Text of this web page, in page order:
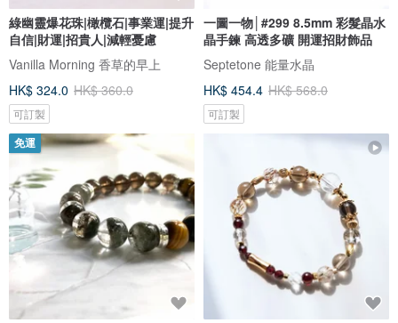
綠幽靈爆花珠|橄欖石|事業運|提升
自信|財運|招貴人|減輕憂慮
Vanilla Morning 香草的早上
HK$ 324.0 HK$ 360.0
可訂製
一圖一物│#299 8.5mm 彩髮晶水
晶手鍊 高透多礦 開運招財飾品
Septetone 能量水晶
HK$ 454.4 HK$ 568.0
可訂製
免運